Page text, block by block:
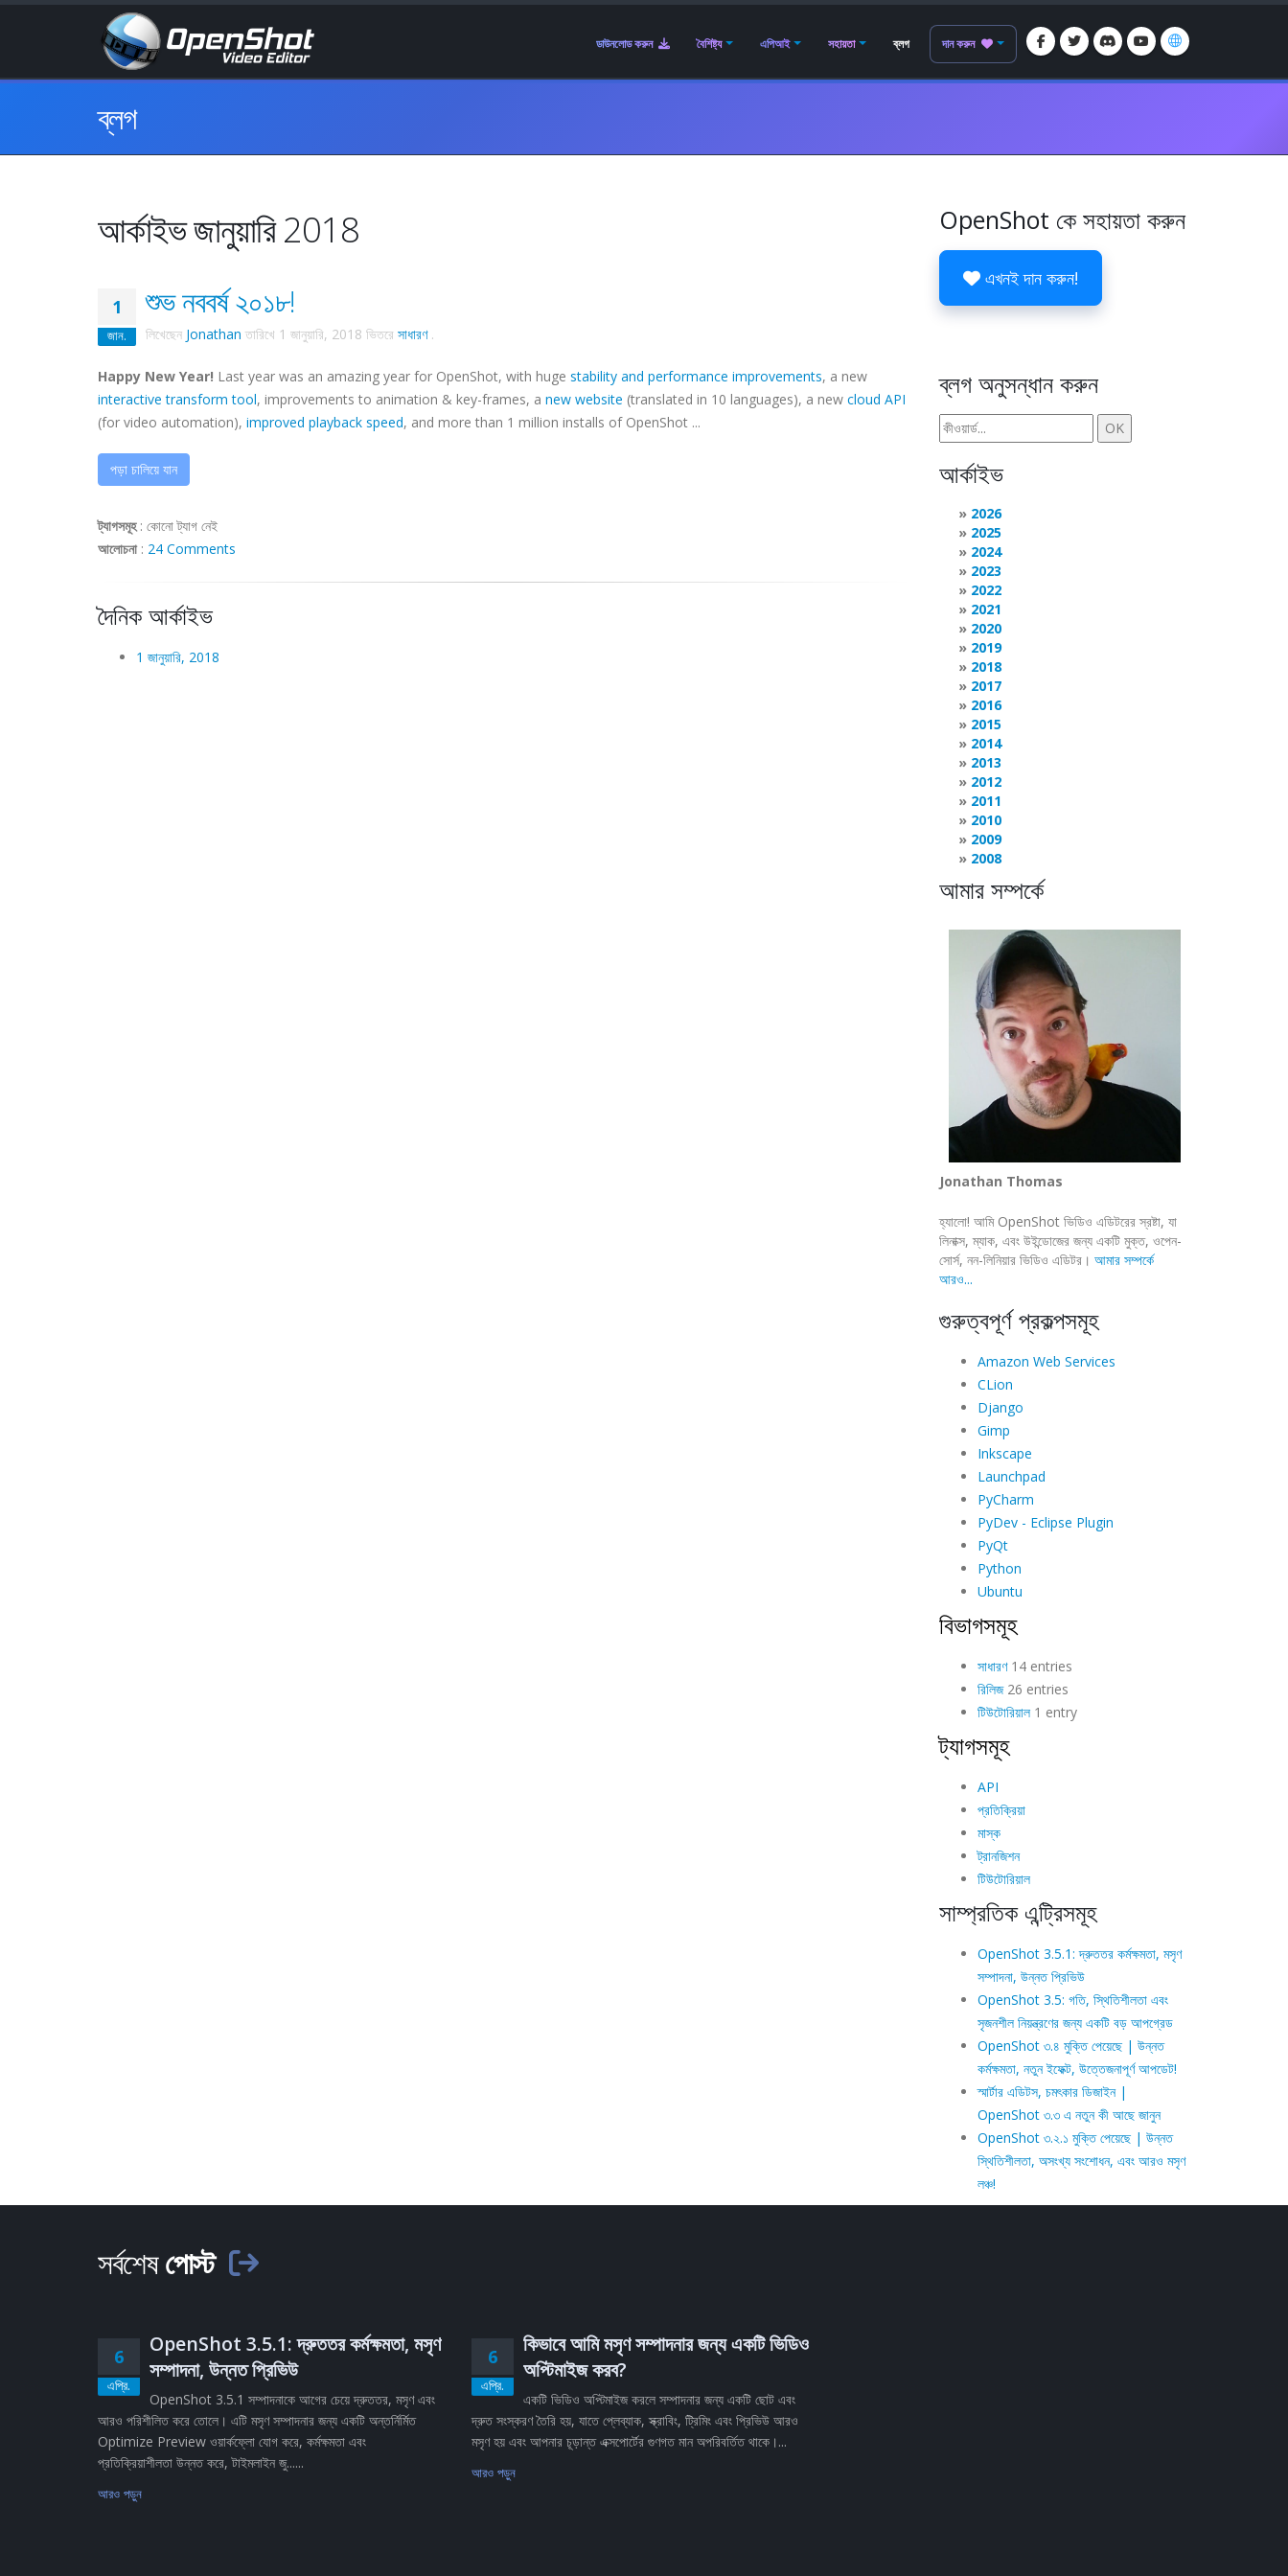
ডাউনলোড করুন বৈশিষ্ট্য এপিআই সহায়তা ব্লগ দান করুন
ব্লগ
আর্কাইভ জানুয়ারি 2018
1
জান.
শুভ নববর্ষ ২০১৮!
লিখেছেন Jonathan তারিখে 1 জানুয়ারি, 2018 ভিতরে সাধারণ.
Happy New Year! Last year was an amazing year for OpenShot, with huge stability and performance improvements, a new
interactive transform tool, improvements to animation & key-frames, a new website (translated in 10 languages), a new cloud API
(for video automation), improved playback speed, and more than 1 million installs of OpenShot ...
পড়া চালিয়ে যান
ট্যাগসমূহ: কোনো ট্যাগ নেই
আলোচনা: 24 Comments
দৈনিক আর্কাইভ
1 জানুয়ারি, 2018
OpenShot কে সহায়তা করুন
এখনই দান করুন!
ব্লগ অনুসন্ধান করুন
আর্কাইভ
2026
2025
2024
2023
2022
2021
2020
2019
2018
2017
2016
2015
2014
2013
2012
2011
2010
2009
2008
আমার সম্পর্কে
Jonathan Thomas
হ্যালো! আমি OpenShot ভিডিও এডিটরের স্রষ্টা, যা
লিনাক্স, ম্যাক, এবং উইন্ডোজের জন্য একটি মুক্ত, ওপেন-
সোর্স, নন-লিনিয়ার ভিডিও এডিটর। আমার সম্পর্কে
আরও...
গুরুত্বপূর্ণ প্রকল্পসমূহ
Amazon Web Services
CLion
Django
Gimp
Inkscape
Launchpad
PyCharm
PyDev - Eclipse Plugin
PyQt
Python
Ubuntu
বিভাগসমূহ
সাধারণ14 entries
রিলিজ26 entries
টিউটোরিয়াল1 entry
ট্যাগসমূহ
API
প্রতিক্রিয়া
মাস্ক
ট্রানজিশন
টিউটোরিয়াল
সাম্প্রতিক এন্ট্রিসমূহ
OpenShot 3.5.1: দ্রুততর কর্মক্ষমতা, মসৃণ
সম্পাদনা, উন্নত প্রিভিউ
OpenShot 3.5: গতি, স্থিতিশীলতা এবং
সৃজনশীল নিয়ন্ত্রণের জন্য একটি বড় আপগ্রেড
OpenShot ৩.৪ মুক্তি পেয়েছে | উন্নত
কর্মক্ষমতা, নতুন ইফেক্ট, উত্তেজনাপূর্ণ আপডেট!
স্মার্টার এডিটস, চমৎকার ডিজাইন |
OpenShot ৩.৩ এ নতুন কী আছে জানুন
OpenShot ৩.২.১ মুক্তি পেয়েছে | উন্নত
স্থিতিশীলতা, অসংখ্য সংশোধন, এবং আরও মসৃণ
লঞ্চ!
সর্বশেষপোস্ট
6
এপ্রি.
OpenShot 3.5.1: দ্রুততর কর্মক্ষমতা, মসৃণ
সম্পাদনা, উন্নত প্রিভিউ
OpenShot 3.5.1 সম্পাদনাকে আগের চেয়ে দ্রুততর, মসৃণ এবং
আরও পরিশীলিত করে তোলে। এটি মসৃণ সম্পাদনার জন্য একটি অন্তর্নির্মিত
Optimize Preview ওয়ার্কফ্লো যোগ করে, কর্মক্ষমতা এবং
প্রতিক্রিয়াশীলতা উন্নত করে, টাইমলাইন জু......
আরও পড়ুন
6
এপ্রি.
কিভাবে আমি মসৃণ সম্পাদনার জন্য একটি ভিডিও
অপ্টিমাইজ করব?
একটি ভিডিও অপ্টিমাইজ করলে সম্পাদনার জন্য একটি ছোট এবং
দ্রুত সংস্করণ তৈরি হয়, যাতে প্লেব্যাক, স্ক্রাবিং, ট্রিমিং এবং প্রিভিউ আরও
মসৃণ হয় এবং আপনার চূড়ান্ত এক্সপোর্টের গুণগত মান অপরিবর্তিত থাকে।...
আরও পড়ুন